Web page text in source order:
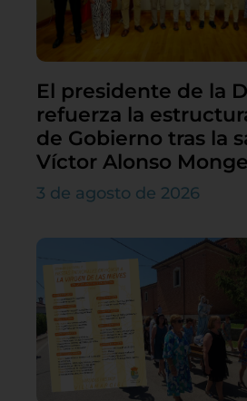
El presidente de la
refuerza la
de Gobierno tras la
Víctor Alonso Monge
3 de agosto de 2026